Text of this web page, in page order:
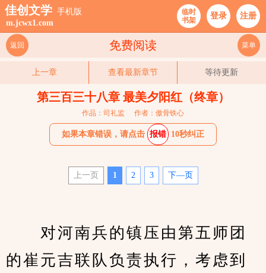
佳创文学 手机版
m.jcwx1.com
临时
书架
登录 注册
免费阅读
返回 菜单
上一章 查看最新章节 等待更新
第三百三十八章 最美夕阳红（终章）
作品：司礼监 作者：傲骨铁心
如果本章错误，请点击 报错 10秒纠正
上一页 1 2 3 下—页
对河南兵的镇压由第五师团
的崔元吉联队负责执行，考虑到